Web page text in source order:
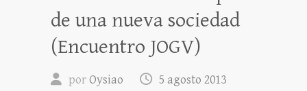
de una nueva sociedad
(Encuentro JOGV)
porOysiao
5 agosto 2013